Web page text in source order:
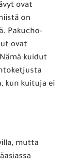
ovat
on
Pakucho-
ovat
kuidut
kun kuituja ei
mutta